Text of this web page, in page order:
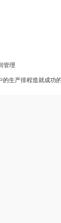
管理
的生产排程造就成功